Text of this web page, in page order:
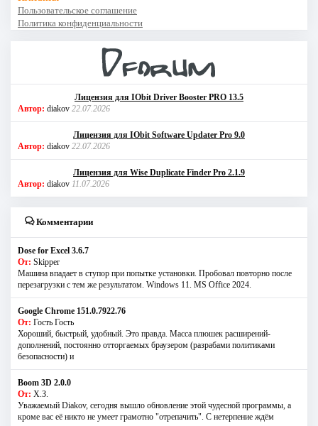
Пользовательское соглашение
Политика конфиденциальности
Лицензия для IObit Driver Booster PRO 13.5
Автор: diakov 22.07.2026
Лицензия для IObit Software Updater Pro 9.0
Автор: diakov 22.07.2026
Лицензия для Wise Duplicate Finder Pro 2.1.9
Автор: diakov 11.07.2026
Комментарии
Dose for Excel 3.6.7
От: Skipper
Машина впадает в ступор при попытке установки. Пробовал повторно после
перезагрузки с тем же результатом. Windows 11. MS Offiсe 2024.
Google Chrome 151.0.7922.76
От: Гость Гость
Хороший, быстрый, удобный. Это правда. Масса плюшек расширений-
дополнений, постоянно отторгаемых браузером (разрабами политиками
безопасности) и
Boom 3D 2.0.0
От: Х.З.
Уважаемый Diakov, сегодня вышло обновление этой чудесной программы, а
кроме вас её никто не умеет грамотно "отрепачить". С нетерпение ждём